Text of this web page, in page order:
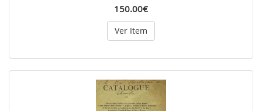
150.00€
Ver Item